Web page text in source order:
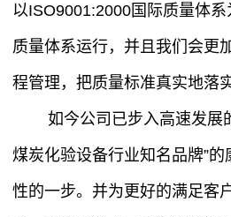
以ISO9001:2000国际质量体
质量体系运行，并且我们会更
程管理，把质量标准真实地落
如今公司已步入高速发展的
煤炭化验设备行业知名品牌”
性的一步。并为更好的满足客